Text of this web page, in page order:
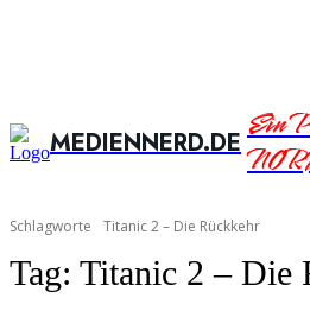
MEDIENNERD.DEEin
Schlagworte Titanic 2 – Die Rückkehr
Tag: Titanic 2 – Die